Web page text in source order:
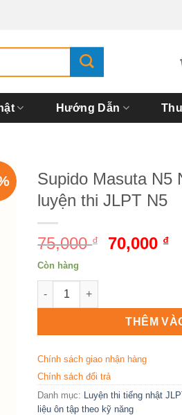
Hướng Dẫn
Supido Masuta N5
luyện thi JLPT N5
75,000₫
Giá
70,000 ₫
Còn hàng
Supido Masuta N5 Nghe
THÊM
Chính sách giao nhận hàng
Chính sách đổi trả
Danh mục: Luyện thi tiếng nhật
liệu ôn tập theo kỹ năng